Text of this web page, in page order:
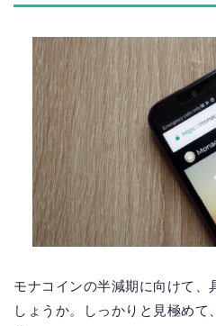
モナコインの半減期に向けて、
しょうか。しっかりと見極めて